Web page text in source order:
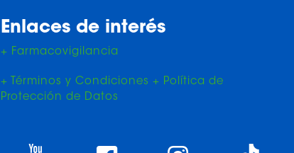
Enlaces de interés
+ Farmacovigilancia
+ Términos y Condiciones + Política de
Protección de Datos